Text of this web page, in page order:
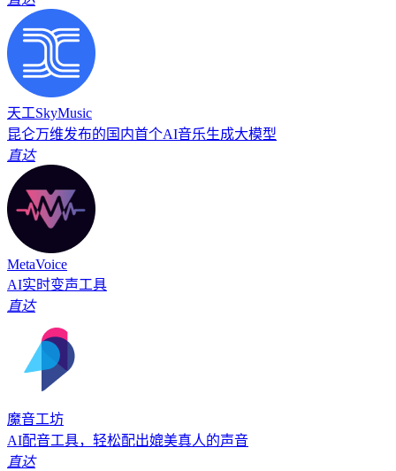
天工SkyMusic
昆仑万维发布的国内首个AI音乐生成大模型
直达
MetaVoice
AI实时变声工具
直达
魔音工坊
AI配音工具，轻松配出媲美真人的声音
直达